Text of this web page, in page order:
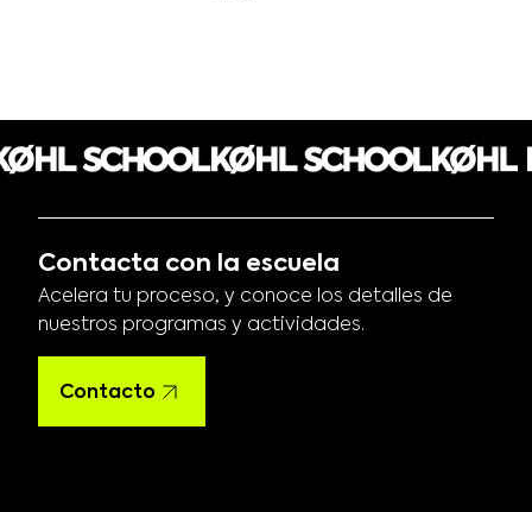
Contacta con la escuela
Acelera tu proceso, y conoce los detalles de
nuestros programas y actividades.
Contacto